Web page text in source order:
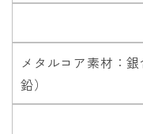
メタルコア素材：
鉛）